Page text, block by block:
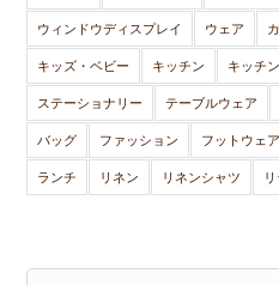
ウィンドウディスプレイ ウェア
キッズ・ベビー キッチン キッチ
ステーショナリー テーブルウェア
バッグ ファッション フットウェア
ランチ リネン リネンシャツ